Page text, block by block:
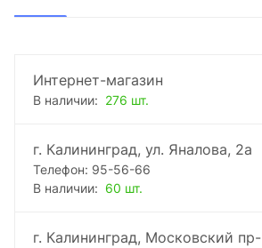
Интернет-магазин
В наличии: 276 шт.
г. Калининград, ул. Яналова, 2а
Телефон: 95-56-66
В наличии: 60 шт.
г. Калининград, Московский пр-